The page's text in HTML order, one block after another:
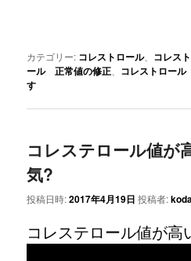
カテゴリー: コレストロール、 コレス
ール 正常値の修正
コレストロー
す
コレステロール値が
気?
投稿日時:2017年4月19日 投稿者:
コレステロール値が高